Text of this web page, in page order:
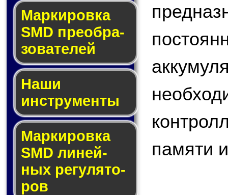
Мар­ки­ров­ка
SMD пре­об­ра­
зо­ва­те­лей
Наши
инструменты
Маркировка
SMD ли­ней­
ных ре­гу­ля­то­
ров
памяти